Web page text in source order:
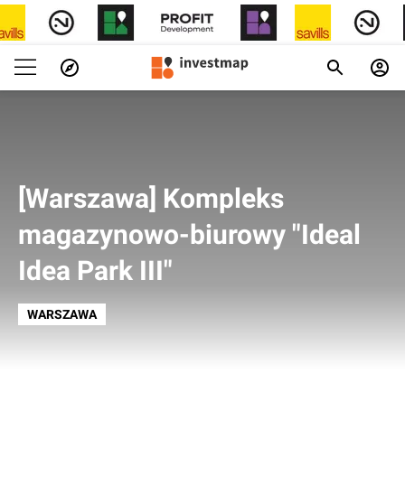
[Warszawa] Kompleks
magazynowo-biurowy "Ideal
Idea Park III"
WARSZAWA